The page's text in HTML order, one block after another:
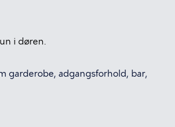
i døren.
garderobe, adgangsforhold, bar,